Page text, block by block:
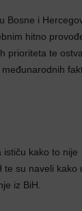
Bosne i
hitno
prioriteta te
ističu kako to nije
su naveli kako
iz BiH.